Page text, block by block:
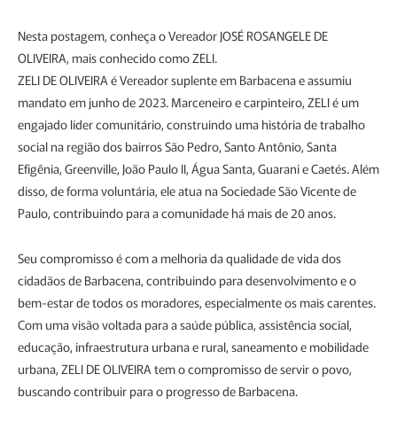
Nesta postagem, conheça o Vereador JOSÉ ROSANGELE DE
OLIVEIRA, mais conhecido como ZELI.
ZELI DE OLIVEIRA é Vereador suplente em Barbacena e assumiu
mandato em junho de 2023. Marceneiro e carpinteiro, ZELI é um
engajado líder comunitário, construindo uma história de trabalho
social na região dos bairros São Pedro, Santo Antônio, Santa
Efigênia, Greenville, João Paulo II, Água Santa, Guarani e Caetés. Além
disso, de forma voluntária, ele atua na Sociedade São Vicente de
Paulo, contribuindo para a comunidade há mais de 20 anos.
Seu compromisso é com a melhoria da qualidade de vida dos
cidadãos de Barbacena, contribuindo para desenvolvimento e o
bem-estar de todos os moradores, especialmente os mais carentes.
Com uma visão voltada para a saúde pública, assistência social,
educação, infraestrutura urbana e rural, saneamento e mobilidade
urbana, ZELI DE OLIVEIRA tem o compromisso de servir o povo,
buscando contribuir para o progresso de Barbacena.